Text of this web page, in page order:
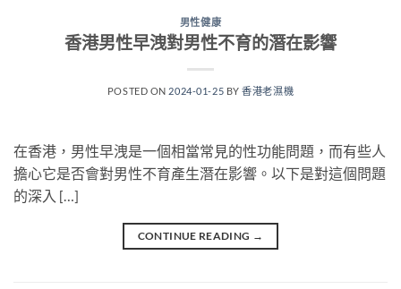
男性健康
香港男性早洩對男性不育的潛在影響
POSTED ON 2024-01-25 BY香港老濕機
在香港，男性早洩是一個相當常見的性功能問題，而有些人
擔心它是否會對男性不育產生潛在影響。以下是對這個問題
的深入 […]
CONTINUE READING →